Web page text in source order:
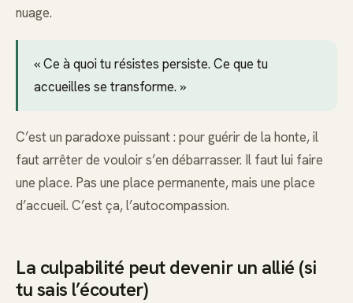
nuage.
« Ce à quoi tu résistes persiste. Ce que tu
accueilles se transforme. »
C’est un paradoxe puissant : pour guérir de la honte, il
faut arrêter de vouloir s’en débarrasser. Il faut lui faire
une place. Pas une place permanente, mais une place
d’accueil. C’est ça, l’autocompassion.
La culpabilité peut devenir un allié (si
tu sais l’écouter)